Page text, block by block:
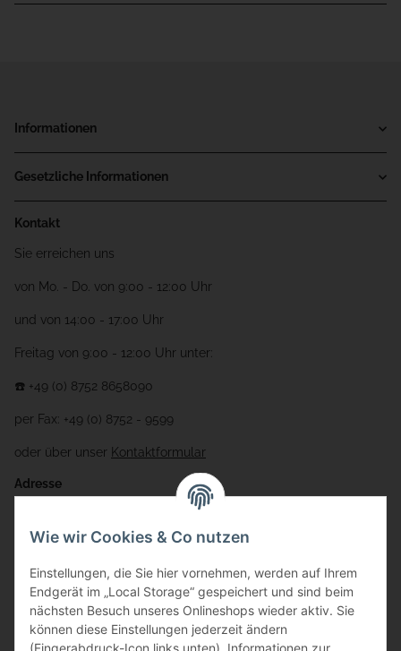
Informationen
Gesetzliche Informationen
Kontakt
Sie erreichen uns
von Mo. - Do. von 9:00 - 12:00 Uhr
und von 14:00 - 17:00 Uhr
Freitag von 9:00 - 12:00 Uhr unter:
☎️ +49 (0) 8752 8658090
per Fax: +49 (0) 8752 - 9599
oder über unser Kontaktformular
Adresse
Gewerbering 17
84072 Au i.d. Hallertau
info@bauer-tore.de
Wie wir Cookies & Co nutzen
Einstellungen, die Sie hier vornehmen, werden auf Ihrem
Endgerät im „Local Storage“ gespeichert und sind beim
nächsten Besuch unseres Onlineshops wieder aktiv. Sie
können diese Einstellungen jederzeit ändern